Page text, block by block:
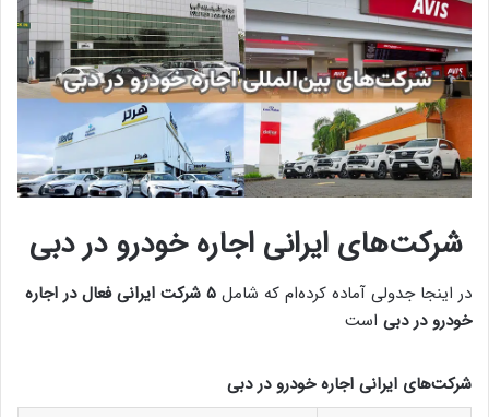
شرکت‌های ایرانی اجاره خودرو در دبی
در اینجا جدولی آماده کرده‌ام که شامل
۵ شرکت ایرانی فعال در اجاره
خودرو در دبی است
شرکت‌های ایرانی اجاره خودرو در دبی